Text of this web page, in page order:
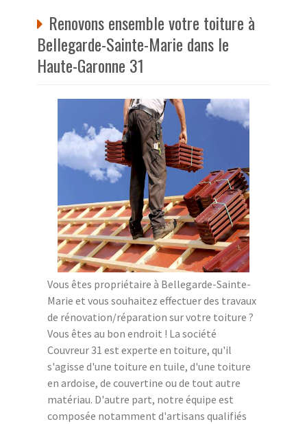
Renovons ensemble votre toiture à
Bellegarde-Sainte-Marie dans le
Haute-Garonne 31
Vous êtes propriétaire à Bellegarde-Sainte-
Marie et vous souhaitez effectuer des travaux
de rénovation/réparation sur votre toiture ?
Vous êtes au bon endroit ! La société
Couvreur 31 est experte en toiture, qu'il
s'agisse d'une toiture en tuile, d'une toiture
en ardoise, de couvertine ou de tout autre
matériau. D'autre part, notre équipe est
composée notamment d'artisans qualifiés